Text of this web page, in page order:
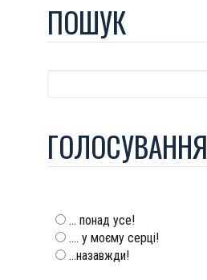
ПОШУК
ГОЛОСУВАННЯ
... понад усе!
.... у моєму серці!
...назавжди!